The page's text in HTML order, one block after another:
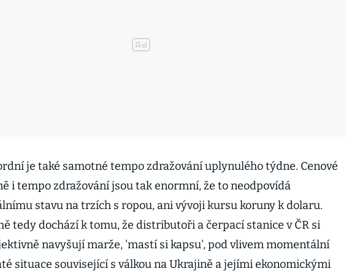
je také samotné tempo zdražování uplynulého týdne. Cenové
i tempo zdražování jsou tak enormní, že to neodpovídá
stavu na trzích s ropou, ani vývoji kursu koruny k dolaru.
tedy dochází k tomu, že distributoři a čerpací stanice v ČR si
navyšují marže, 'mastí si kapsu', pod vlivem momentální
situace související s válkou na Ukrajině a jejími ekonomickými